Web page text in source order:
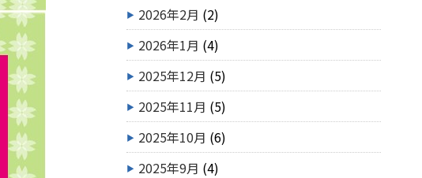
2026年2月 (2)
2026年1月 (4)
2025年12月 (5)
2025年11月 (5)
2025年10月 (6)
2025年9月 (4)